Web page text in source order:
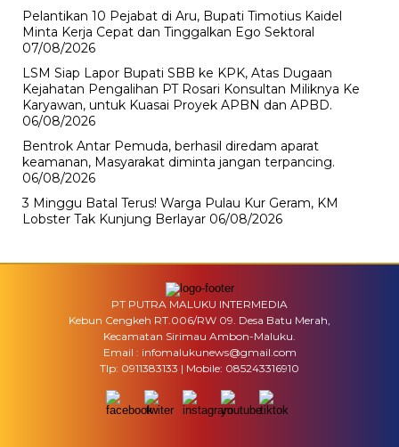
Pelantikan 10 Pejabat di Aru, Bupati Timotius Kaidel
Minta Kerja Cepat dan Tinggalkan Ego Sektoral
07/08/2026
LSM Siap Lapor Bupati SBB ke KPK, Atas Dugaan
Kejahatan Pengalihan PT Rosari Konsultan Miliknya Ke
Karyawan, untuk Kuasai Proyek APBN dan APBD.
06/08/2026
Bentrok Antar Pemuda, berhasil diredam aparat
keamanan, Masyarakat diminta jangan terpancing.
06/08/2026
3 Minggu Batal Terus! Warga Pulau Kur Geram, KM
Lobster Tak Kunjung Berlayar 06/08/2026
PT PUTRA MALUKU INTERMEDIA
Kebun Cengkeh RT.006/RW 09. Desa Batu Merah,
Kecamatan Sirimau Ambon-Maluku.
Email : infomalukunews@gmail.com
Tlp: 0911383133 | Mobile: 085243316910